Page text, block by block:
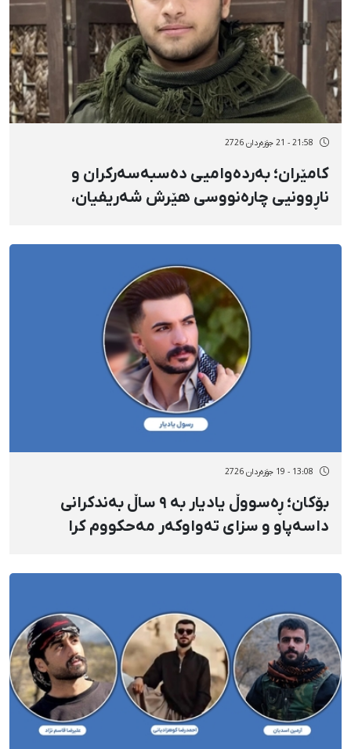
21:58 - 21 جۆزەردان 2726
کامێران؛ بەردەوامیی دەسبەسەرکران و
ناڕوونیی چارەنووسی هێرش شەریفیان،
13:08 - 19 جۆزەردان 2726
بۆکان؛ ڕەسووڵ یادیار بە ٩ ساڵ بەندکرانی
داسەپاو و سزای تەواوکەر مەحکووم کرا